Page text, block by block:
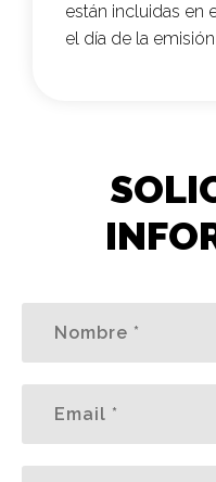
están incluidas en
el día de la